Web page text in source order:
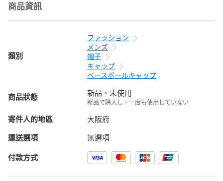
商品資訊
類別
ファッション
メンズ
帽子
キャップ
ベースボールキャップ
商品狀態 新品、未使用
新品で購入し、一度も使用していない
寄件人的地區 大阪府
運送選項 無選項
付款方式